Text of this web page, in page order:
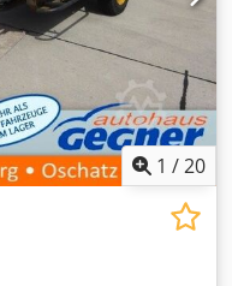
1 /20